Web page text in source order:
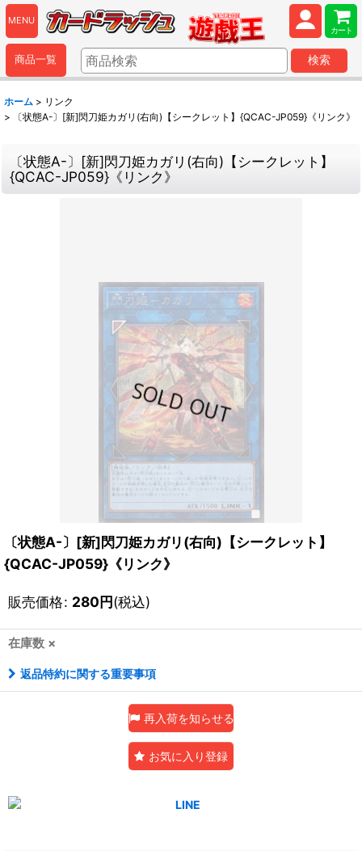
MENU
カート
商品一覧 検索
ホーム > リンク
>
〔状態A-〕[新]閃刀姫カガリ(右向)【シークレット】{QCAC-JP059}《リンク》
〔状態A-〕[新]閃刀姫カガリ(右向)【シークレット】
{QCAC-JP059}《リンク》
〔状態A-〕[新]閃刀姫カガリ(右向)【シークレット】
{QCAC-JP059}《リンク》
販売価格: 280円(税込)
在庫数 ×
返品特約に関する重要事項
再入荷を知らせる
お気に入り登録